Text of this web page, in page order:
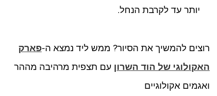
יותר עד לקרבת הנחל.
רוצים להמשיך את הסיור? ממש ליד נמצא ה-פארק
האקולוגי של הוד השרון עם תצפית מרהיבה מההר
ואגמים אקולוגיים